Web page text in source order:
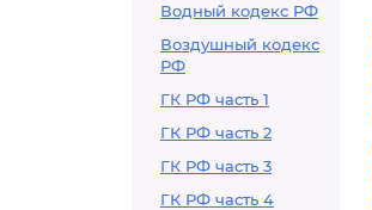
Водный кодекс РФ
Воздушный кодекс
РФ
ГК РФ часть 1
ГК РФ часть 2
ГК РФ часть 3
ГК РФ часть 4